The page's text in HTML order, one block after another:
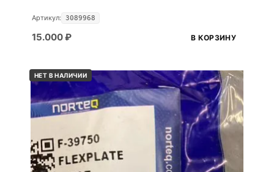
Артикул: 3089968
15.000₽ В КОРЗИНУ
НЕТ В НАЛИЧИИ